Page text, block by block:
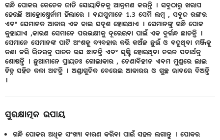
ଗନ୍ଧି ପୋକର କେତେକ ଜାତି ସୋୟାବିନକୁ ଆକ୍ରମଣ କରନ୍ତି । ସବୁଠାରୁ ଖରାପ
ହେଉଛି ଆକ୍ରୋଷ୍ତେର୍ନାମ ହିଲାରେ । ବଯସ୍କମାନେ 1.3 ସେମି ଲମ୍ବ , ସବୁଜ ରଙ୍ଗର
ଏବଂ ସେମାନକ ଆକାର ଏକ ଢାଲ ସଦୃଶ ହୋଇଥାଏ । ସେମାନଙ୍କୁ ଗନ୍ଧି ପୋକ
କୁହାଯାଏ ,କାରଣ ସେମାନେ ପରଭକ୍ଷୀକୁ ଦୂରେଇବା ପାଇଁ ଏକ ଦୁର୍ଗନ୍ଧ ଛାଡନ୍ତି ।
ସେମାନେ ସେମାନଙ୍କ ପାଟି ଅଂଶକୁ ବ୍ୟବହାର କରି କଅଁଳ ଛୁଇଁ ଓ ବଢୁଥିବା ମଞ୍ଜିକୁ
କଣା କରି ଭିତରକୁ ପାଚକ ରସ ଛାଡନ୍ତି ଏବଂ ସୃଷ୍ଟି ହୋଇଥିବା ତରଳ ପଦାର୍ଥକୁ
ଶୋଷନ୍ତି । ଛୁଆମାନେ ପ୍ରାୟତଃ ଗୋଲାକାର , ଡେଣାବିହୀନ ଏବମ ମୁଣ୍ଡରେ ଲାଲ
ଚିହ୍ନ ସହିତ କଳା ଅଟନ୍ତି । ଅଣ୍ଡାଗୁଡିକ ବେରେଲ ଆକାରର ଓ ଗୁଚ୍ଛ ଭାବରେ ଦିଅନ୍ତି
।
ସୁରକ୍ଷାତ୍ମକ ଉପାୟ
ଗନ୍ଧି ପୋକର ଅଧିକ ସଂଖ୍ୟା ବାରଣ କରିବା ପାଇଁ ସହଳ ଲଗାନ୍ତୁ । ପୋକର